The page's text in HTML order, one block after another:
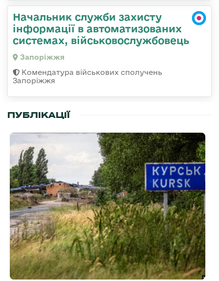
Начальник служби захисту
інформації в автоматизованих
системах, військовослужбовець
Запоріжжя
Комендатура військових сполучень
Запоріжжя
ПУБЛІКАЦІЇ